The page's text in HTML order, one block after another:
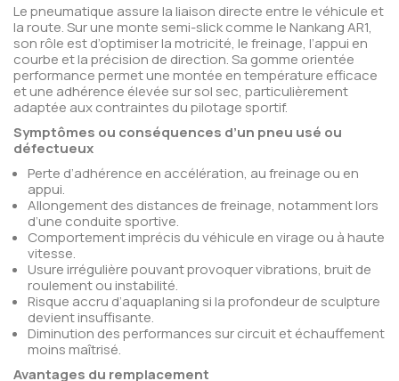
Le pneumatique assure la liaison directe entre le véhicule et
la route. Sur une monte semi-slick comme le Nankang AR1,
son rôle est d’optimiser la motricité, le freinage, l’appui en
courbe et la précision de direction. Sa gomme orientée
performance permet une montée en température efficace
et une adhérence élevée sur sol sec, particulièrement
adaptée aux contraintes du pilotage sportif.
Symptômes ou conséquences d’un pneu usé ou
défectueux
Perte d’adhérence en accélération, au freinage ou en
appui.
Allongement des distances de freinage, notamment lors
d’une conduite sportive.
Comportement imprécis du véhicule en virage ou à haute
vitesse.
Usure irrégulière pouvant provoquer vibrations, bruit de
roulement ou instabilité.
Risque accru d’aquaplaning si la profondeur de sculpture
devient insuffisante.
Diminution des performances sur circuit et échauffement
moins maîtrisé.
Avantages du remplacement